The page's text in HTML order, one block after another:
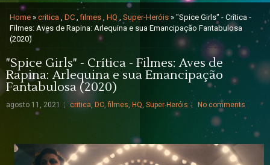
Home » critica , DC ,filmes , HQ , Super-Heróis » "Spice Girls" - Crítica -
Filmes: Aves de Rapina: Arlequina e sua Emancipação Fantabulosa
(2020)
"Spice Girls" - Crítica - Filmes: Aves de
Rapina: Arlequina e sua Emancipação
Fantabulosa (2020)
agosto 11, 2021 critica, DC,filmes, HQ, Super-Heróis No comments